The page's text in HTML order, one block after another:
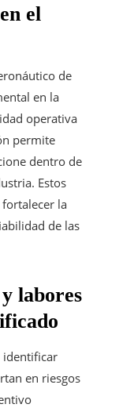
el
de
en la
operativa
permite
dentro de
Estos
la
de las
labores
identificar
en riesgos